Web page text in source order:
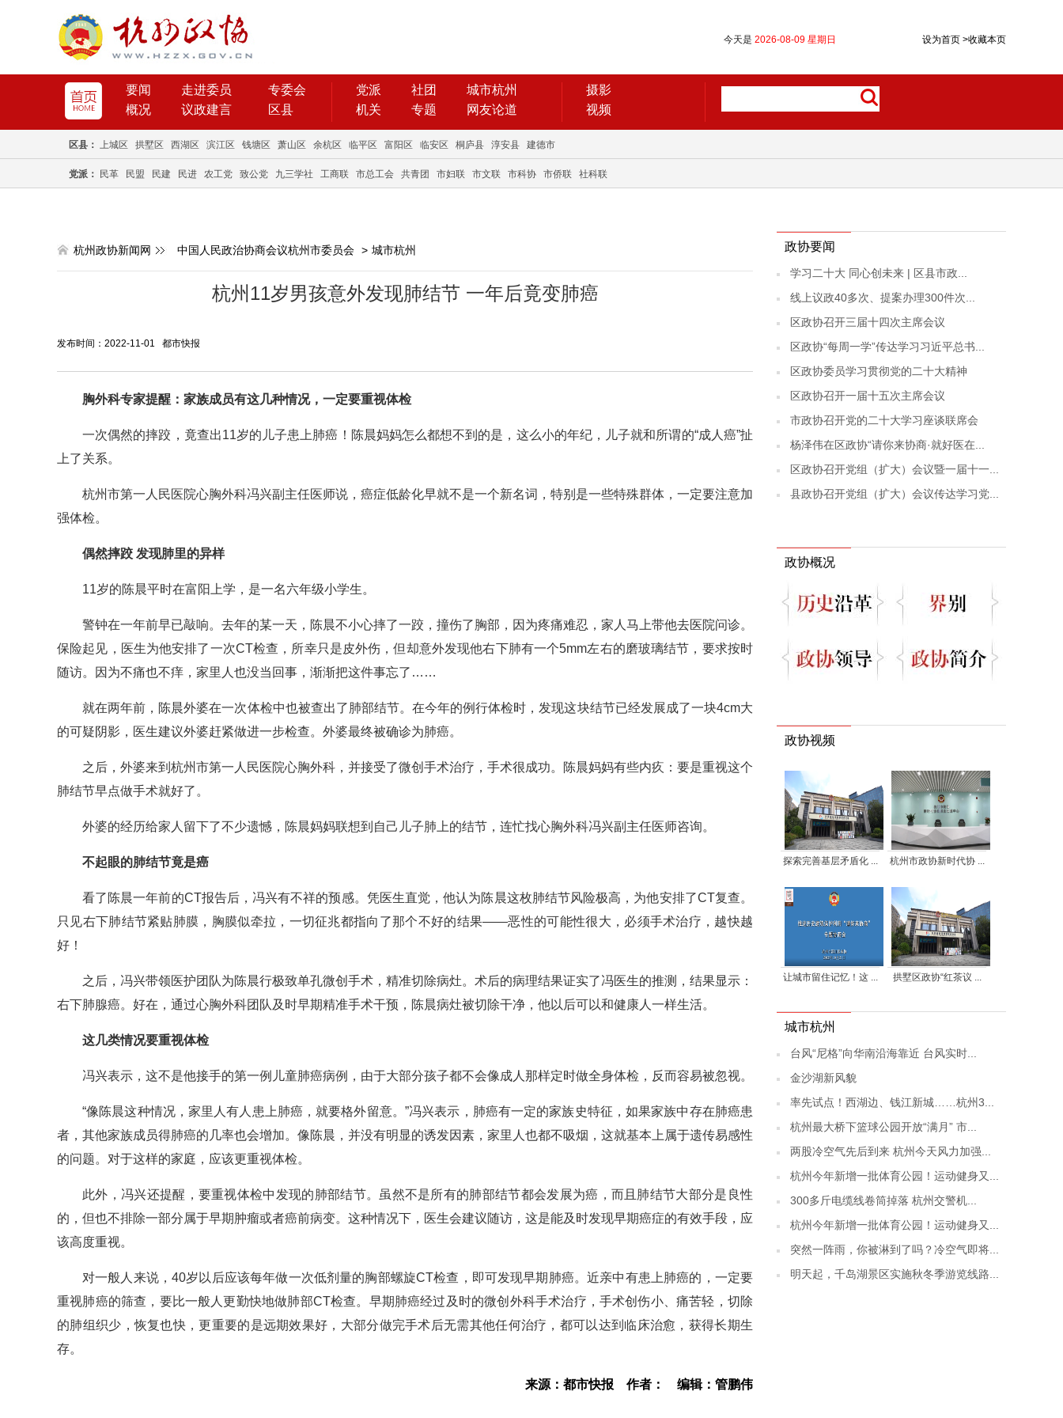
设为首页 >收藏本页
今天是 2026-08-09 星期日
要闻 走进委员
专委会
概况
议政建言 区县
党派 社团
城市杭州
机关
专题 网友论道
摄影
视频
区县： 上城区 拱墅区 西湖区 滨江区 钱塘区 萧山区 余杭区 临平区 富阳区 临安区 桐庐县 淳安县 建德市
党派： 民革 民盟 民建 民进 农工党 致公党 九三学社 工商联 市总工会 共青团 市妇联 市文联 市科协 市侨联 社科联
杭州政协新闻网 中国人民政治协商会议杭州市委员会 > 城市杭州
杭州11岁男孩意外发现肺结节 一年后竟变肺癌
发布时间：2022-11-01 都市快报
胸外科专家提醒：家族成员有这几种情况，一定要重视体检
一次偶然的摔跤，竟查出11岁的儿子患上肺癌！陈晨妈妈怎么都想不到的是，这么小的年纪，儿子就和所谓的“成人癌”扯
上了关系。
杭州市第一人民医院心胸外科冯兴副主任医师说，癌症低龄化早就不是一个新名词，特别是一些特殊群体，一定要注意加
强体检。
偶然摔跤 发现肺里的异样
11岁的陈晨平时在富阳上学，是一名六年级小学生。
警钟在一年前早已敲响。去年的某一天，陈晨不小心摔了一跤，撞伤了胸部，因为疼痛难忍，家人马上带他去医院问诊。
保险起见，医生为他安排了一次CT检查，所幸只是皮外伤，但却意外发现他右下肺有一个5mm左右的磨玻璃结节，要求按时
随访。因为不痛也不痒，家里人也没当回事，渐渐把这件事忘了……
就在两年前，陈晨外婆在一次体检中也被查出了肺部结节。在今年的例行体检时，发现这块结节已经发展成了一块4cm大
的可疑阴影，医生建议外婆赶紧做进一步检查。外婆最终被确诊为肺癌。
之后，外婆来到杭州市第一人民医院心胸外科，并接受了微创手术治疗，手术很成功。陈晨妈妈有些内疚：要是重视这个
肺结节早点做手术就好了。
外婆的经历给家人留下了不少遗憾，陈晨妈妈联想到自己儿子肺上的结节，连忙找心胸外科冯兴副主任医师咨询。
不起眼的肺结节竟是癌
看了陈晨一年前的CT报告后，冯兴有不祥的预感。凭医生直觉，他认为陈晨这枚肺结节风险极高，为他安排了CT复查。
只见右下肺结节紧贴肺膜，胸膜似牵拉，一切征兆都指向了那个不好的结果——恶性的可能性很大，必须手术治疗，越快越
好！
之后，冯兴带领医护团队为陈晨行极致单孔微创手术，精准切除病灶。术后的病理结果证实了冯医生的推测，结果显示：
右下肺腺癌。好在，通过心胸外科团队及时早期精准手术干预，陈晨病灶被切除干净，他以后可以和健康人一样生活。
这几类情况要重视体检
冯兴表示，这不是他接手的第一例儿童肺癌病例，由于大部分孩子都不会像成人那样定时做全身体检，反而容易被忽视。
“像陈晨这种情况，家里人有人患上肺癌，就要格外留意。”冯兴表示，肺癌有一定的家族史特征，如果家族中存在肺癌患
者，其他家族成员得肺癌的几率也会增加。像陈晨，并没有明显的诱发因素，家里人也都不吸烟，这就基本上属于遗传易感性
的问题。对于这样的家庭，应该更重视体检。
此外，冯兴还提醒，要重视体检中发现的肺部结节。虽然不是所有的肺部结节都会发展为癌，而且肺结节大部分是良性
的，但也不排除一部分属于早期肿瘤或者癌前病变。这种情况下，医生会建议随访，这是能及时发现早期癌症的有效手段，应
该高度重视。
对一般人来说，40岁以后应该每年做一次低剂量的胸部螺旋CT检查，即可发现早期肺癌。近亲中有患上肺癌的，一定要
重视肺癌的筛查，要比一般人更勤快地做肺部CT检查。早期肺癌经过及时的微创外科手术治疗，手术创伤小、痛苦轻，切除
的肺组织少，恢复也快，更重要的是远期效果好，大部分做完手术后无需其他任何治疗，都可以达到临床治愈，获得长期生
存。
来源：都市快报 作者： 编辑：管鹏伟
政协要闻
学习二十大 同心创未来 | 区县市政...
线上议政40多次、提案办理300件次...
区政协召开三届十四次主席会议
区政协“每周一学”传达学习习近平总书...
区政协委员学习贯彻党的二十大精神
区政协召开一届十五次主席会议
市政协召开党的二十大学习座谈联席会
杨泽伟在区政协“请你来协商·就好医在...
区政协召开党组（扩大）会议暨一届十一...
县政协召开党组（扩大）会议传达学习党...
政协概况
政协视频
探索完善基层矛盾化 ... 杭州市政协新时代协 ...
让城市留住记忆！这 ... 拱墅区政协“红茶议 ...
城市杭州
台风“尼格”向华南沿海靠近 台风实时...
金沙湖新风貌
率先试点！西湖边、钱江新城……杭州3...
杭州最大桥下篮球公园开放“满月” 市...
两股冷空气先后到来 杭州今天风力加强...
杭州今年新增一批体育公园！运动健身又...
300多斤电缆线卷筒掉落 杭州交警机...
杭州今年新增一批体育公园！运动健身又...
突然一阵雨，你被淋到了吗？冷空气即将...
明天起，千岛湖景区实施秋冬季游览线路...